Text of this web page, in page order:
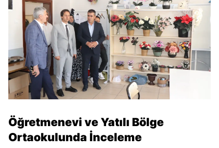
Öğretmenevi ve Yatılı Bölge
Ortaokulunda İnceleme